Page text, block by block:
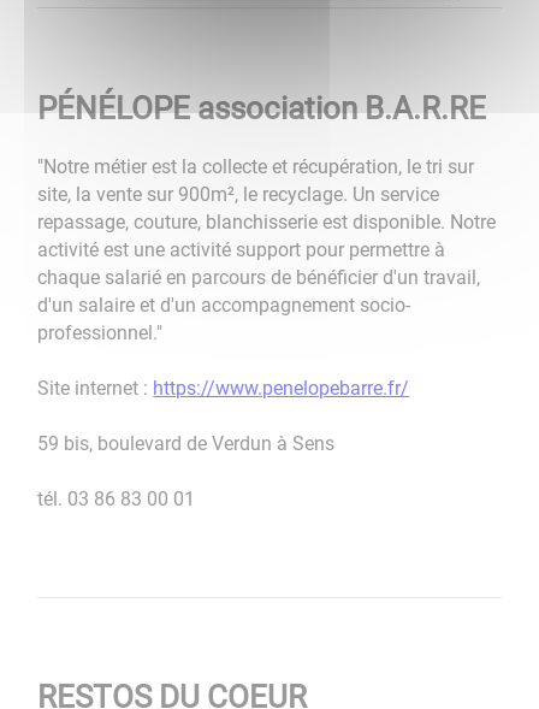
PÉNÉLOPE association B.A.R.RE
"Notre métier est la collecte et récupération, le tri sur
site, la vente sur 900m², le recyclage. Un service
repassage, couture, blanchisserie est disponible. Notre
activité est une activité support pour permettre à
chaque salarié en parcours de bénéficier d'un travail,
d'un salaire et d'un accompagnement socio-
professionnel."
Site internet : https://www.penelopebarre.fr/
59 bis, boulevard de Verdun à Sens
tél. 03 86 83 00 01
RESTOS DU COEUR